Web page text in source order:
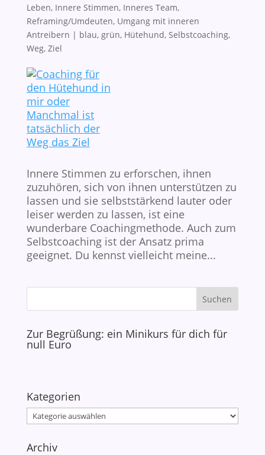
Leben, Innere Stimmen, Inneres Team,
Reframing/Umdeuten, Umgang mit inneren
Antreibern | blau, grün, Hütehund, Selbstcoaching,
Weg, Ziel
Innere Stimmen zu erforschen, ihnen
zuzuhören, sich von ihnen unterstützen zu
lassen und sie selbststärkend lauter oder
leiser werden zu lassen, ist eine
wunderbare Coachingmethode. Auch zum
Selbstcoaching ist der Ansatz prima
geeignet. Du kennst vielleicht meine...
Zur Begrüßung: ein Minikurs für dich für
null Euro
Kategorien
Kategorien
Archiv